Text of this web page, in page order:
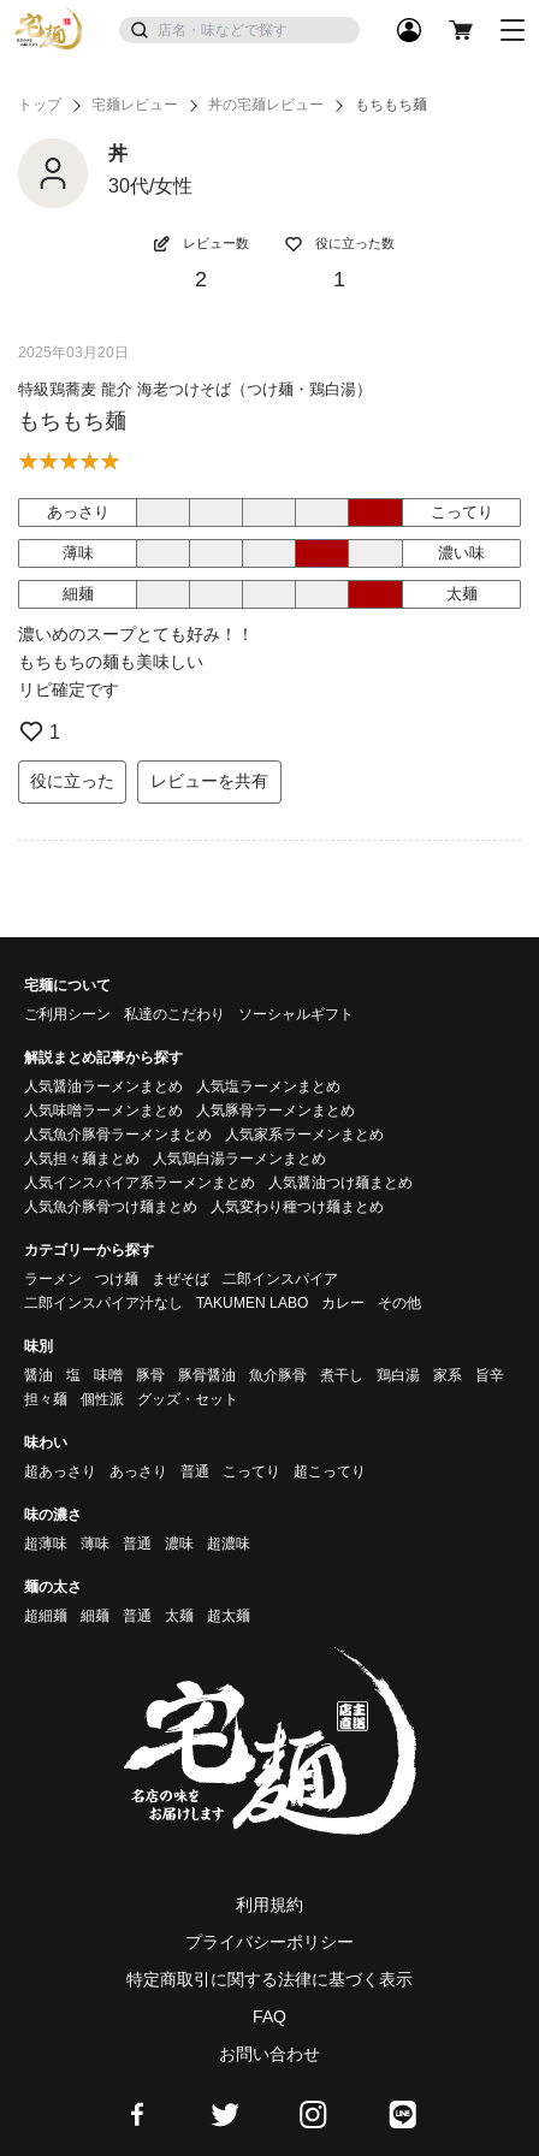
トップ 宅麺レビュー 丼の宅麺レビュー もちもち麺
丼
30代/女性
レビュー数
2
役に立った数
1
2025年03月20日
特級鶏蕎麦 龍介 海老つけそば（つけ麺・鶏白湯）
もちもち麺
あっさり こってり
薄味 濃い味
細麺 太麺
濃いめのスープとても好み！！
もちもちの麺も美味しい
リピ確定です
1
役に立った レビューを共有
宅麺について
ご利用シーン
私達のこだわり ソーシャルギフト
解説まとめ記事から探す
人気醤油ラーメンまとめ
人気塩ラーメンまとめ
人気味噌ラーメンまとめ
人気豚骨ラーメンまとめ
人気魚介豚骨ラーメンまとめ
人気家系ラーメンまとめ
人気担々麺まとめ
人気鶏白湯ラーメンまとめ
人気インスパイア系ラーメンまとめ
人気醤油つけ麺まとめ
人気魚介豚骨つけ麺まとめ
人気変わり種つけ麺まとめ
カテゴリーから探す
ラーメン
つけ麺 まぜそば
二郎インスパイア
二郎インスパイア汁なし
TAKUMEN LABO カレー その他
味別
醤油
塩 味噌 豚骨 豚骨醤油 魚介豚骨 煮干し 鶏白湯 家系
旨辛
担々麺
個性派 グッズ・セット
味わい
超あっさり
あっさり 普通 こってり 超こってり
味の濃さ
超薄味
薄味 普通 濃味 超濃味
麺の太さ
超細麺
細麺 普通 太麺 超太麺
利用規約
プライバシーポリシー
特定商取引に関する法律に基づく表示
FAQ
お問い合わせ